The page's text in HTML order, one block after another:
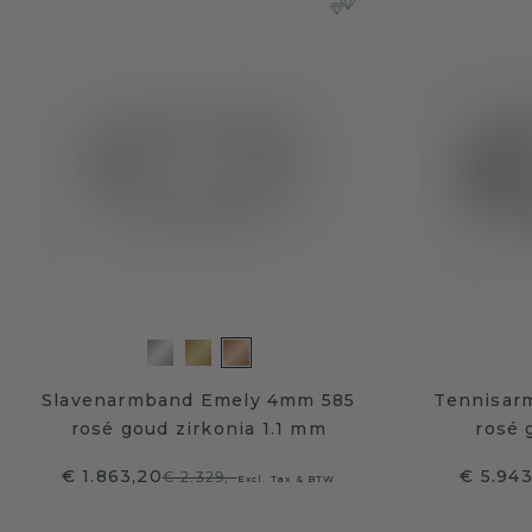
Slavenarmband Emely 4mm 585
rosé goud zirkonia 1.1 mm
€ 1.863,20€ 2.329,-Excl. Tax & BTW
rosé
€